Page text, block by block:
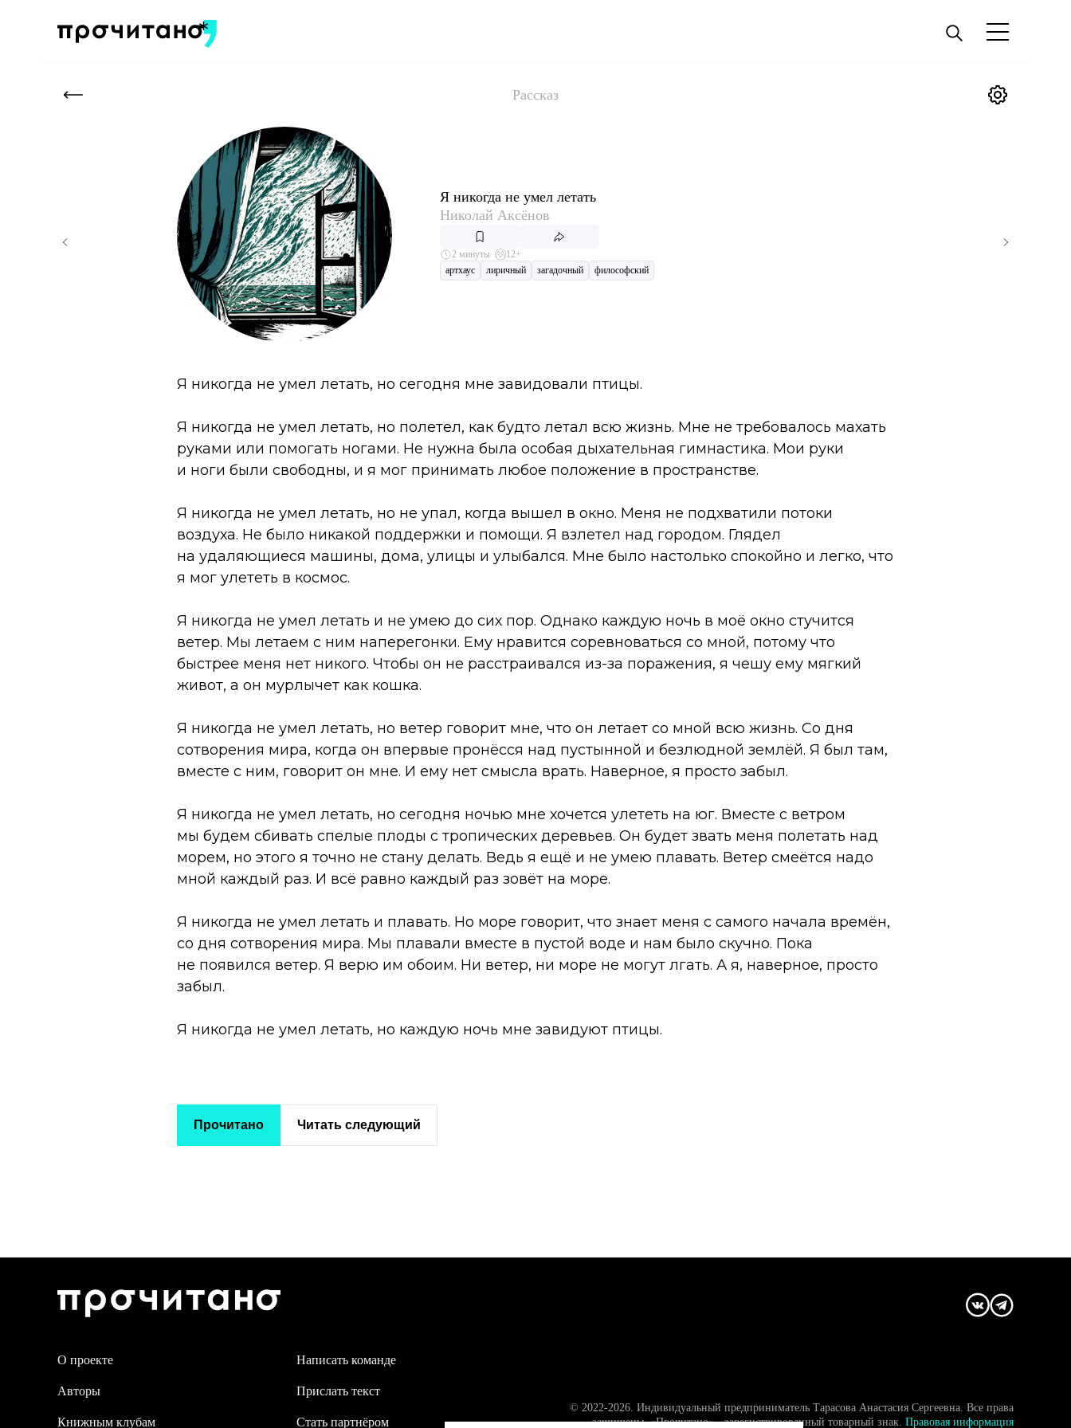
Рассказ
Я никогда не умел летать
Николай Аксёнов
2 минуты
12+
артхаус
лиричный загадочный философский
Я никогда не умел летать, но сегодня мне завидовали птицы.
Я никогда не умел летать, но полетел, как будто летал всю жизнь. Мне не требовалось махать
руками или помогать ногами. Не нужна была особая дыхательная гимнастика. Мои руки
и ноги были свободны, и я мог принимать любое положение в пространстве.
Я никогда не умел летать, но не упал, когда вышел в окно. Меня не подхватили потоки
воздуха. Не было никакой поддержки и помощи. Я взлетел над городом. Глядел
на удаляющиеся машины, дома, улицы и улыбался. Мне было настолько спокойно и легко, что
я мог улететь в космос.
Я никогда не умел летать и не умею до сих пор. Однако каждую ночь в моё окно стучится
ветер. Мы летаем с ним наперегонки. Ему нравится соревноваться со мной, потому что
быстрее меня нет никого. Чтобы он не расстраивался из-за поражения, я чешу ему мягкий
живот, а он мурлычет как кошка.
Я никогда не умел летать, но ветер говорит мне, что он летает со мной всю жизнь. Со дня
сотворения мира, когда он впервые пронёсся над пустынной и безлюдной землёй. Я был там,
вместе с ним, говорит он мне. И ему нет смысла врать. Наверное, я просто забыл.
Я никогда не умел летать, но сегодня ночью мне хочется улететь на юг. Вместе с ветром
мы будем сбивать спелые плоды с тропических деревьев. Он будет звать меня полетать над
морем, но этого я точно не стану делать. Ведь я ещё и не умею плавать. Ветер смеётся надо
мной каждый раз. И всё равно каждый раз зовёт на море.
Я никогда не умел летать и плавать. Но море говорит, что знает меня с самого начала времён,
со дня сотворения мира. Мы плавали вместе в пустой воде и нам было скучно. Пока
не появился ветер. Я верю им обоим. Ни ветер, ни море не могут лгать. А я, наверное, просто
забыл.
Я никогда не умел летать, но каждую ночь мне завидуют птицы.
Прочитано Читать следующий
О проекте Написать команде
Авторы Прислать текст
Книжным клубам Стать партнёром
© 2022-2026. Индивидуальный предприниматель Тарасова Анастасия Сергеевна. Все права
защищены. «Прочитано» - зарегистрированный товарный знак. Правовая информация